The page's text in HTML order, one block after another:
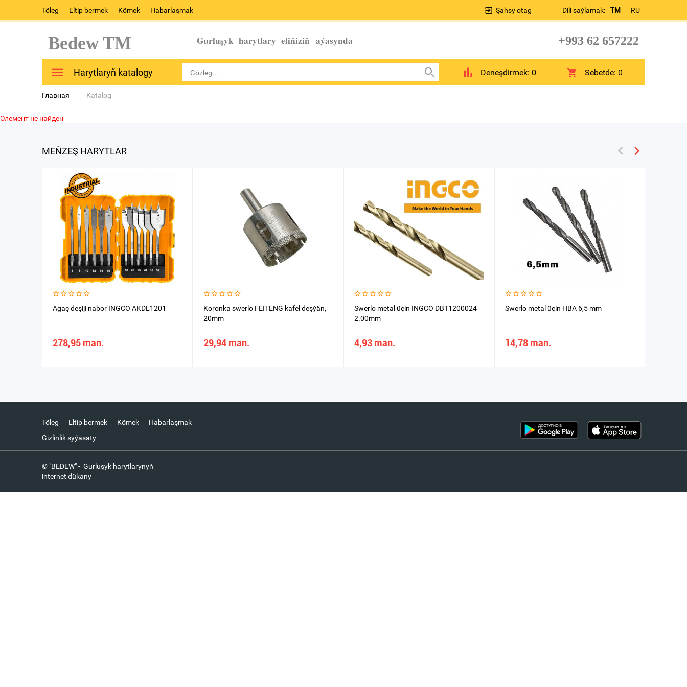
Töleg Eltip bermek Kömek Habarlaşmak Dili saýlamak: TM RU
Şahsy otag
Bedew TM Gurluşyk harytlary eliňiziň aýasynda +993 62 657222
Harytlaryň katalogy Deneşdirmek: 0 Sebetde:0
Главная Katalog
Элемент не найден
MEŇZEŞ HARYTLAR
Agaç deşiji nabor INGCO AKDL1201
278,95 man.
Koronka swerlo FEITENG kafel deşýän,
20mm
29,94 man.
Swerlo metal üçin INGCO DBT1200024
2.00mm
4,93 man.
Swerlo metal üçin HBA 6,5 mm
14,78 man.
Töleg Eltip bermek Kömek
Habarlaşmak
Gizlinlik syýasaty
© "BEDEW" - Gurluşyk harytlarynyň
internet dükany